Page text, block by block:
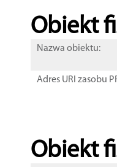
Obiekt
Nazwa obiektu:
Adres URI zasobu
Obiekt